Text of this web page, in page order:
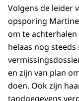
Volgens de leider
opsporing Martine
om te achterhalen
helaas nog
en zijn van plan
doen. Ook zijn
tandgegevens